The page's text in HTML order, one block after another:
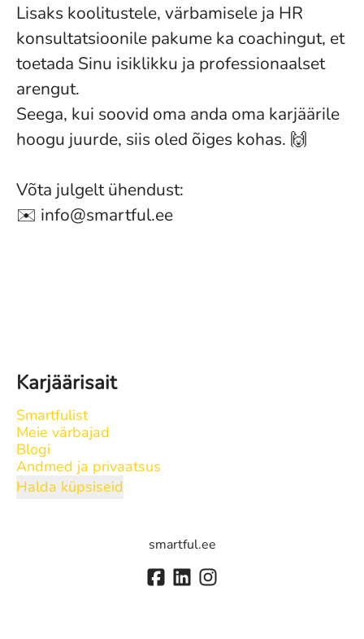
Lisaks koolitustele, värbamisele ja HR
konsultatsioonile pakume ka coachingut, et
toetada Sinu isiklikku ja professionaalset
arengut.
Seega, kui soovid oma anda oma karjäärile
hoogu juurde, siis oled õiges kohas. 🙌
Võta julgelt ühendust:
✉️ info@smartful.ee
Karjäärisait
Smartfulist
Meie värbajad
Blogi
Andmed ja privaatsus
Halda küpsiseid
smartful.ee